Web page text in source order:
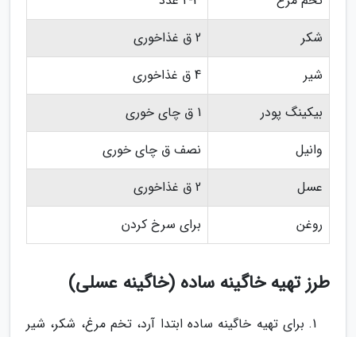
شکر
2 ق غذاخوری
شیر
4 ق غذاخوری
بیکینگ پودر
1 ق چای خوری
وانیل
نصف ق چای خوری
عسل
2 ق غذاخوری
روغن
برای سرخ کردن
طرز تهیه خاگینه ساده (خاگینه عسلی)
برای تهیه خاگینه ساده ابتدا آرد، تخم مرغ، شکر، شیر